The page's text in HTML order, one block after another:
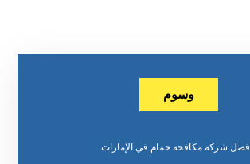
وسوم
أفضل شركة مكافحة حمام في الإمارات